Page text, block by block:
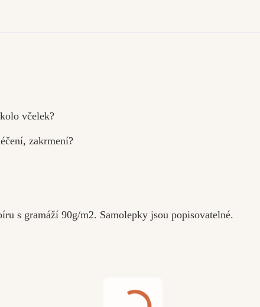
včelek?
zakrmení?
s gramáží 90g/m2. Samolepky jsou popisovatelné.